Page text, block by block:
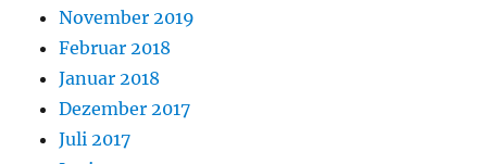
November 2019
Februar 2018
Januar 2018
Dezember 2017
Juli 2017